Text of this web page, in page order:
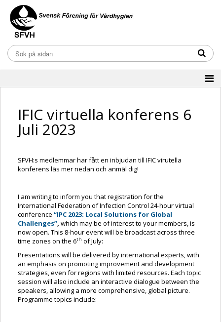
IFIC virtuella konferens 6
Juli 2023
SFVH:s medlemmar har fått en inbjudan till IFIC virutella
konferens läs mer nedan och anmäl dig!
I am writing to inform you that registration for the
International Federation of Infection Control 24-hour virtual
conference “IPC 2023: Local Solutions for Global
Challenges”, which may be of interest to your members, is
now open. This 8-hour event will be broadcast across three
time zones on the 6th of July:
Presentations will be delivered by international experts, with
an emphasis on promoting improvement and development
strategies, even for regions with limited resources. Each topic
session will also include an interactive dialogue between the
speakers, allowing a more comprehensive, global picture.
Programme topics include: